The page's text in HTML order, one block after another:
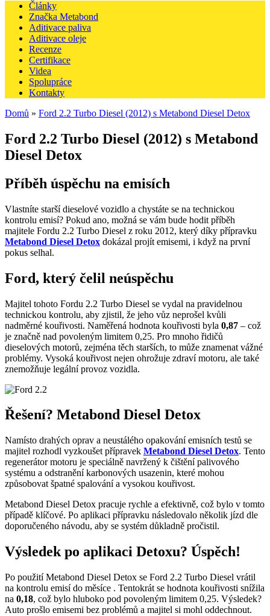
Články
Značka Metabond
Aditivace paliva
Aditivace oleje
Recenze
Certifikace
Videa
Spolupráce
Kontakty
Domů » Ford 2.2 Turbo Diesel (2012) s Metabond Diesel Detox
Ford 2.2 Turbo Diesel (2012) s Metabond
Diesel Detox
Příběh úspěchu na emisích
Vlastníte starší dieselové vozidlo a chystáte se na technickou
kontrolu emisí? Pokud ano, možná se vám bude hodit příběh
majitele Fordu 2.2 Turbo Diesel z roku 2012, který díky přípravku
Metabond Diesel Detox dokázal projít emisemi, i když na první
pokus selhal.
Ford, který čelil neúspěchu
Majitel tohoto Fordu 2.2 Turbo Diesel se vydal na pravidelnou
technickou kontrolu, aby zjistil, že jeho vůz neprošel kvůli
nadměrné kouřivosti. Naměřená hodnota kouřivosti byla 0,87 – což
je značně nad povoleným limitem 0,25. Pro mnoho řidičů
dieselových motorů, zejména těch starších, to může znamenat vážné
problémy. Vysoká kouřivost nejen ohrožuje zdraví motoru, ale také
znemožňuje legální provoz vozidla.
Řešení? Metabond Diesel Detox
Namísto drahých oprav a neustálého opakování emisních testů se
majitel rozhodl vyzkoušet přípravek Metabond Diesel Detox. Tento
regenerátor motoru je speciálně navržený k čištění palivového
systému a odstranění karbonových usazenin, které mohou
způsobovat špatné spalování a vysokou kouřivost.
Metabond Diesel Detox pracuje rychle a efektivně, což bylo v tomto
případě klíčové. Po aplikaci přípravku následovalo několik jízd dle
doporučeného návodu, aby se systém důkladně pročistil.
Výsledek po aplikaci Detoxu? Úspěch!
Po použití Metabond Diesel Detox se Ford 2.2 Turbo Diesel vrátil
na kontrolu emisí do měsíce . Tentokrát se hodnota kouřivosti snížila
na 0,18, což bylo hluboko pod povoleným limitem 0,25. Výsledek?
Auto prošlo emisemi bez problémů a majitel si mohl oddechnout.